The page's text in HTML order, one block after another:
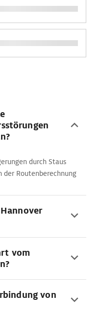
durch Staus
der Routenberechnung
vom
von